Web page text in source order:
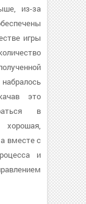
из-за
игры
это
в
вместе с
и